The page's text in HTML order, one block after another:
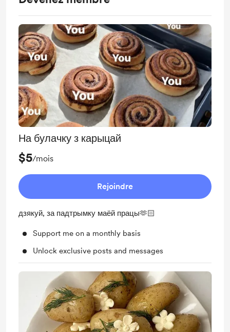
На булачку з карыцай
$5/mois
Rejoindre
дзякуй, за падтрымку маёй працы🫶🏻
Support me on a monthly basis
Unlock exclusive posts and messages